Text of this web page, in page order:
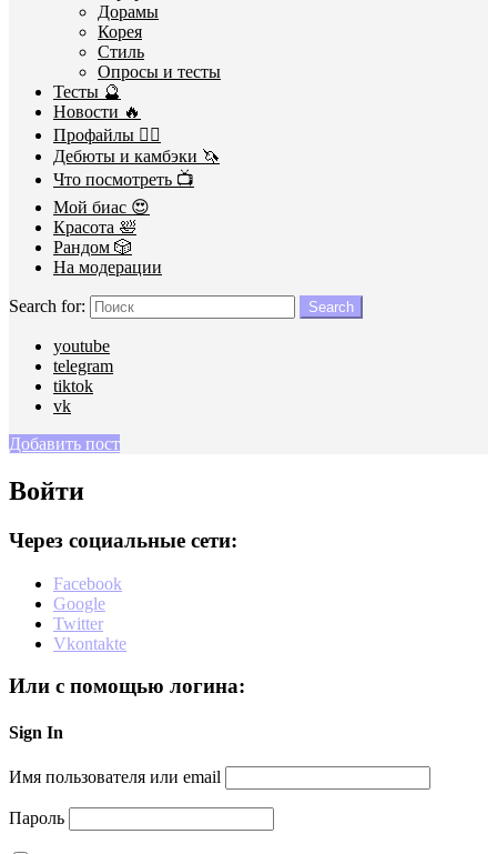
Дорамы
Корея
Стиль
Опросы и тесты
Тесты 🔮
Новости 🔥
Профайлы 🕵️‍♀️
Дебюты и камбэки 🦄
Что посмотреть 📺
Мой биас 😍
Красота 🛀
Рандом 🎲
На модерации
Search for: Search
youtube
telegram
tiktok
vk
Добавить пост
Войти
Через социальные сети:
Facebook
Google
Twitter
Vkontakte
Или с помощью логина:
Sign In
Имя пользователя или email
Пароль